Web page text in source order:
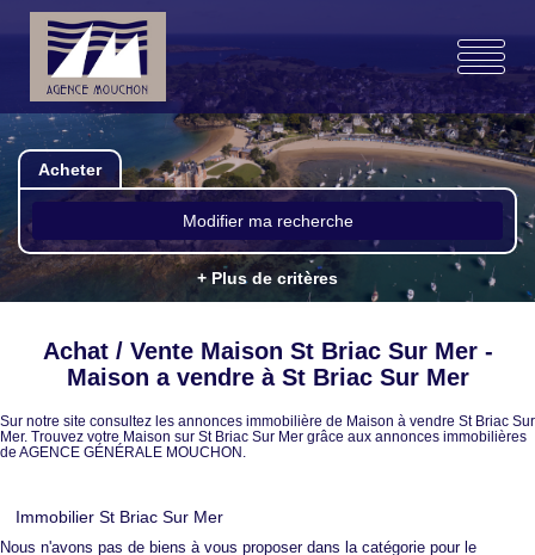
Acheter
Modifier ma recherche
+ Plus de critères
Achat / Vente Maison St Briac Sur Mer -
Maison a vendre à St Briac Sur Mer
Sur notre site consultez les annonces immobilière de Maison à vendre St Briac Sur
Mer. Trouvez votre Maison sur St Briac Sur Mer grâce aux annonces immobilières
de AGENCE GÉNÉRALE MOUCHON.
Immobilier St Briac Sur Mer
Nous n'avons pas de biens à vous proposer dans la catégorie pour le